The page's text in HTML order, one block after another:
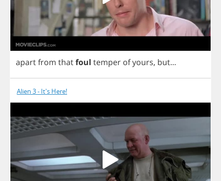
apartfrom thatfoul temper ofyours, but...
Alien 3 - It's Here!